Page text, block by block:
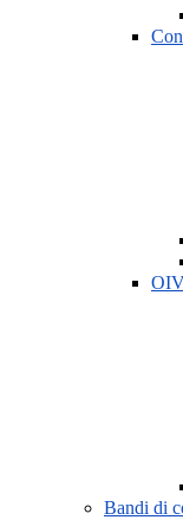
Bandi di